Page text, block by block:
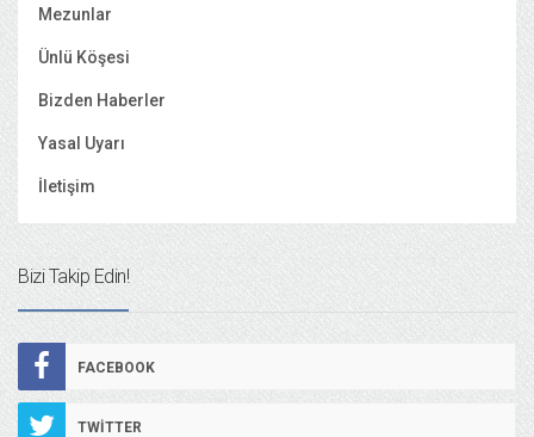
Mezunlar
Ünlü Köşesi
Bizden Haberler
Yasal Uyarı
İletişim
Bizi Takip Edin!
FACEBOOK
TWITTER